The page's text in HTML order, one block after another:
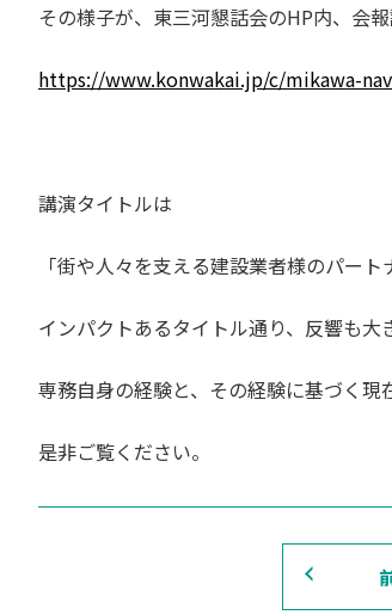
その様子が、東三河懇話会のHP内、会
https://www.konwakai.jp/c/mikawa-
講演タイトルは
「街や人々を支える建設業者様のパー
インパクトあるタイトル通り、反響も大
専務自身の経験と、その経験に基づく現
是非ご覧ください。